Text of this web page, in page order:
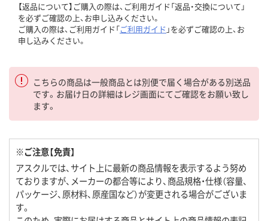
【返品について】ご購入の際は、ご利用ガイド「返品・交換について」
を必ずご確認の上、お申し込みください。
ご購入の際は、ご利用ガイド「ご利用ガイド 」を必ずご確認の上、お
申し込みください。
こちらの商品は一般商品とは別便で届く場合がある別送品
です。お届け日の詳細はレジ画面にてご確認をお願い致し
ます。
※ご注意【免責】
アスクルでは、サイト上に最新の商品情報を表示するよう努め
ておりますが、メーカーの都合等により、商品規格・仕様（容量、
パッケージ、原材料、原産国など）が変更される場合がございま
す。